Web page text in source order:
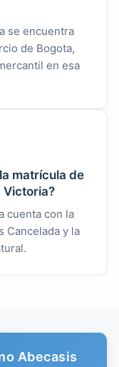
se encuentra
de Bogota,
en esa
matrícula de
Victoria?
cuenta con la
Cancelada y la
Abecasis